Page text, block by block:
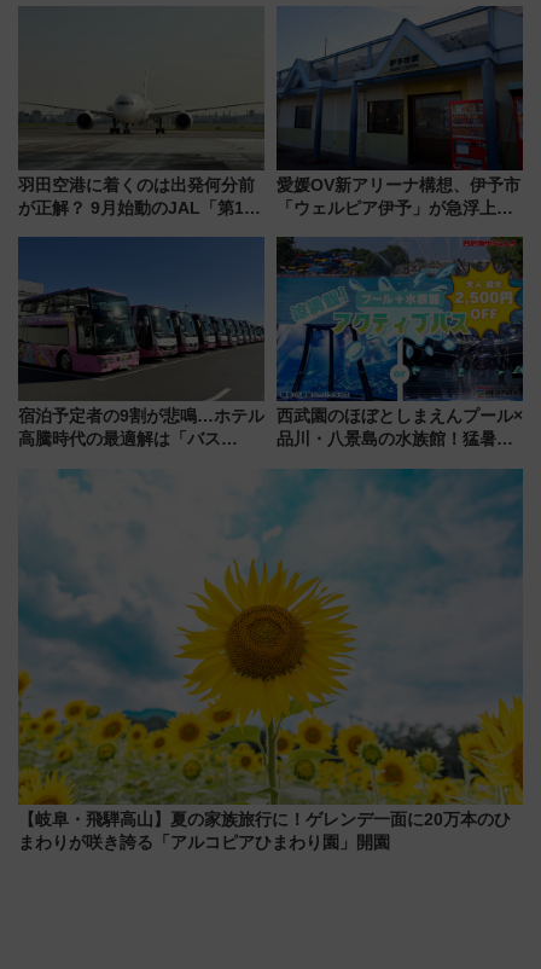
日本初の鉄道デザイン
羽田空港に着くのは出発何分前
が正解？ 9月始動のJAL「第1タ
変更点まとめ
愛媛OV新アリーナ構想、伊予市
「ウェルピア伊予」が急浮上！
で探る鉄道アクセスの未来
宿泊予定者の9割が悲鳴…ホテル
高騰時代の最適解は「バス
した、推し活遠征や観光時のリ
西武園のほぼとしまえんプール×
品川・八景島の水族館！猛暑を
夏休みをお得に楽しむ！
【岐阜・飛騨高山】夏の家族旅行に！ゲレンデ一面に20万本のひ
まわりが咲き誇る「アルコピアひまわり園」開園